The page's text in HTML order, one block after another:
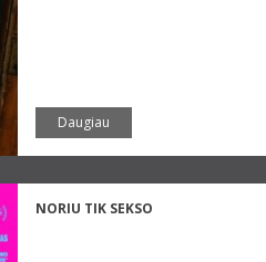
Daugiau
NORIU TIK SEKSO